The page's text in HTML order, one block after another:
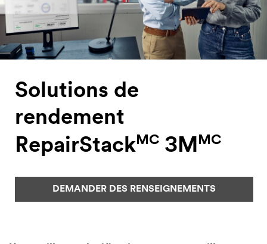
Solutions de
rendement
RepairStackMC 3MMC
DEMANDER DES RENSEIGNEMENTS